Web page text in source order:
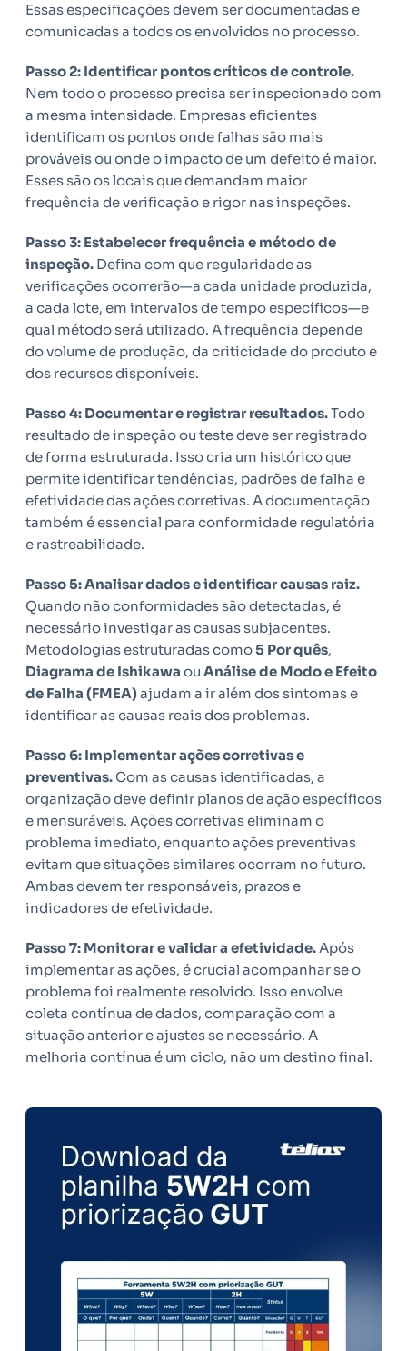
Essas especificações devem ser documentadas e
comunicadas a todos os envolvidos no processo.
Passo 2: Identificar pontos críticos de controle.
Nem todo o processo precisa ser inspecionado com
a mesma intensidade. Empresas eficientes
identificam os pontos onde falhas são mais
prováveis ou onde o impacto de um defeito é maior.
Esses são os locais que demandam maior
frequência de verificação e rigor nas inspeções.
Passo 3: Estabelecer frequência e método de
inspeção. Defina com que regularidade as
verificações ocorrerão—a cada unidade produzida,
a cada lote, em intervalos de tempo específicos—e
qual método será utilizado. A frequência depende
do volume de produção, da criticidade do produto e
dos recursos disponíveis.
Passo 4: Documentar e registrar resultados.Todo
resultado de inspeção ou teste deve ser registrado
de forma estruturada. Isso cria um histórico que
permite identificar tendências, padrões de falha e
efetividade das ações corretivas. A documentação
também é essencial para conformidade regulatória
e rastreabilidade.
Passo 5: Analisar dados e identificar causas raiz.
Quando não conformidades são detectadas, é
necessário investigar as causas subjacentes.
Metodologias estruturadas como5 Por quês,
Diagrama de Ishikawa ou Análise de Modo e Efeito
de Falha (FMEA)ajudam a ir além dos sintomas e
identificar as causas reais dos problemas.
Passo 6: Implementar ações corretivas e
preventivas.Com as causas identificadas, a
organização deve definir planos de ação específicos
e mensuráveis. Ações corretivas eliminam o
problema imediato, enquanto ações preventivas
evitam que situações similares ocorram no futuro.
Ambas devem ter responsáveis, prazos e
indicadores de efetividade.
Passo 7: Monitorar e validar a efetividade.Após
implementar as ações, é crucial acompanhar se o
problema foi realmente resolvido. Isso envolve
coleta contínua de dados, comparação com a
situação anterior e ajustes se necessário. A
melhoria contínua é um ciclo, não um destino final.